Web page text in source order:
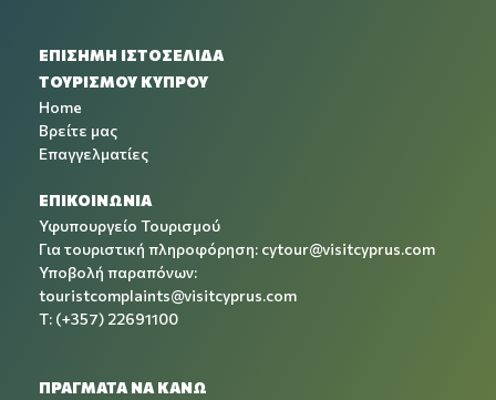
ΕΠΙΣΗΜΗ ΙΣΤΟΣΕΛΙΔΑ
ΤΟΥΡΙΣΜΟΥ ΚΥΠΡΟΥ
Home
Βρείτε μας
Επαγγελματίες
ΕΠΙΚΟΙΝΩΝΙΑ
Υφυπουργείο Τουρισμού
Για τουριστική πληροφόρηση: cytour@visitcyprus.com
Υποβολή παραπόνων:
touristcomplaints@visitcyprus.com
T: (+357) 22691100
ΠΡΑΓΜΑΤΑ ΝΑ ΚΑΝΩ